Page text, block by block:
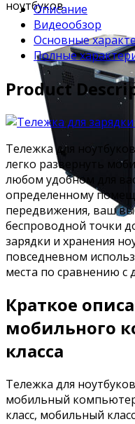
Описание
Видеообзор
Основные
Полные
Product
Тележка для
легко развернуть
любом удобном для
определенному
передвижения, ваш
беспроводной точки
зарядки и хранения
повседневном
места по сравнению с
Краткое
мобильного
класса
Тележка для
мобильный
класс, мобильный